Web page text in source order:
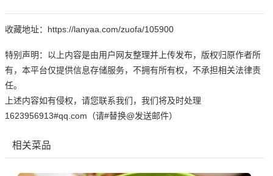
收藏地址：https://lanyaa.com/zuofa/105900
特别声明：以上内容是由用户网友整理并上传发布，版权归原作者所
有，本平台仅提供信息存储服务，不拥有所有权，不承担相关法律责
任。
上述内容如有侵权，请您联系我们，我们将及时处理
1623956913#qq.com（请#替换@发送邮件）
相关菜品